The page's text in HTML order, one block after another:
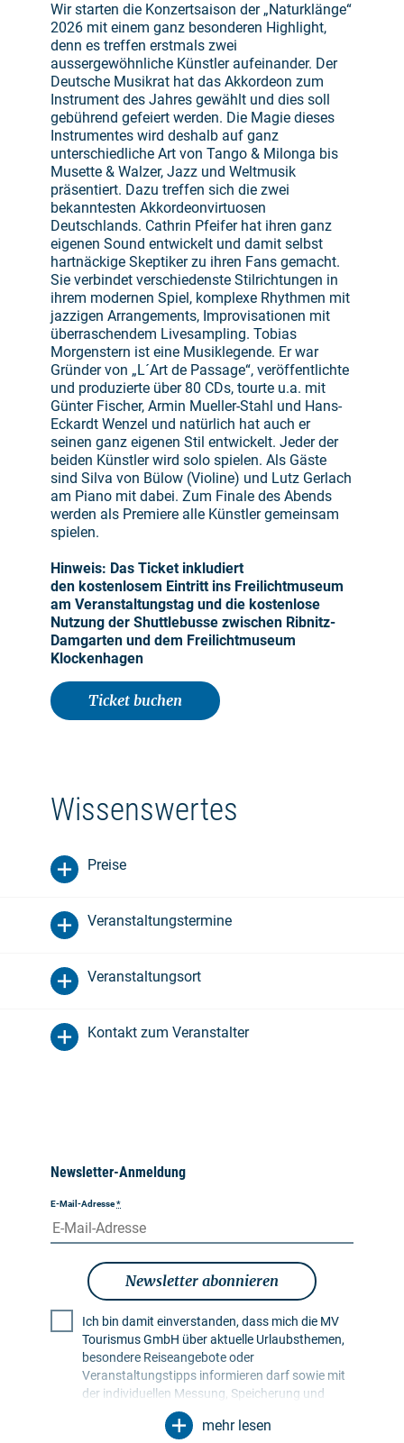
Wir starten die Konzertsaison der „Naturklänge“
2026 mit einem ganz besonderen Highlight,
denn es treffen erstmals zwei
aussergewöhnliche Künstler aufeinander. Der
Deutsche Musikrat hat das Akkordeon zum
Instrument des Jahres gewählt und dies soll
gebührend gefeiert werden. Die Magie dieses
Instrumentes wird deshalb auf ganz
unterschiedliche Art von Tango & Milonga bis
Musette & Walzer, Jazz und Weltmusik
präsentiert. Dazu treffen sich die zwei
bekanntesten Akkordeonvirtuosen
Deutschlands. Cathrin Pfeifer hat ihren ganz
eigenen Sound entwickelt und damit selbst
hartnäckige Skeptiker zu ihren Fans gemacht.
Sie verbindet verschiedenste Stilrichtungen in
ihrem modernen Spiel, komplexe Rhythmen mit
jazzigen Arrangements, Improvisationen mit
überraschendem Livesampling. Tobias
Morgenstern ist eine Musiklegende. Er war
Gründer von „L´Art de Passage“, veröffentlichte
und produzierte über 80 CDs, tourte u.a. mit
Günter Fischer, Armin Mueller-Stahl und Hans-
Eckardt Wenzel und natürlich hat auch er
seinen ganz eigenen Stil entwickelt. Jeder der
beiden Künstler wird solo spielen. Als Gäste
sind Silva von Bülow (Violine) und Lutz Gerlach
am Piano mit dabei. Zum Finale des Abends
werden als Premiere alle Künstler gemeinsam
spielen.
Hinweis: Das Ticket inkludiert
den kostenlosem Eintritt ins Freilichtmuseum
am Veranstaltungstag und die kostenlose
Nutzung der Shuttlebusse zwischen Ribnitz-
Damgarten und dem Freilichtmuseum
Klockenhagen
Ticket buchen
Wissenswertes
Preise
Veranstaltungstermine
Veranstaltungsort
Kontakt zum Veranstalter
Newsletter-Anmeldung
E-Mail-Adresse*
Newsletter abonnieren
Ich bin damit einverstanden, dass mich die MV
Tourismus GmbH über aktuelle Urlaubsthemen,
besondere Reiseangebote oder
Veranstaltungstipps informieren darf sowie mit
der individuellen Messung, Speicherung und
Auswertung von Öffnungs- und Klickraten in
Empfängerprofilen zu Zwecken der Gestaltung
mehr lesen